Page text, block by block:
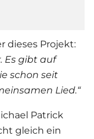
dieses Projekt:
Es gibt auf
schon seit
Lied.“
Patrick
gleich ein